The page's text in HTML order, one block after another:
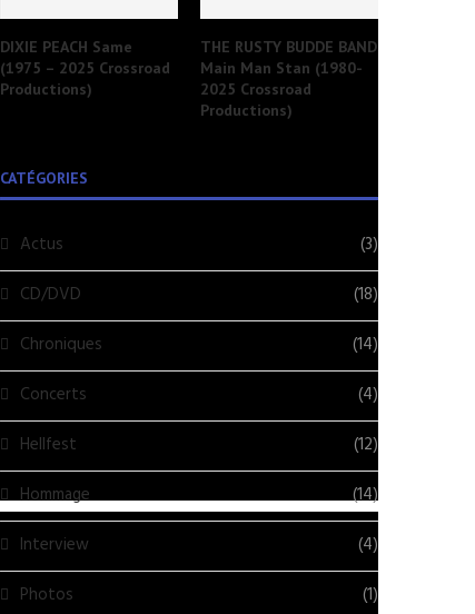
DIXIE PEACH Same
(1975 – 2025 Crossroad
Productions)
THE RUSTY BUDDE BAND
Main Man Stan (1980-
2025 Crossroad
Productions)
CATÉGORIES
Actus
(3)
CD/DVD
(18)
Chroniques
(14)
Concerts
(4)
Hellfest
(12)
Hommage
(14)
Interview
(4)
Photos
(1)